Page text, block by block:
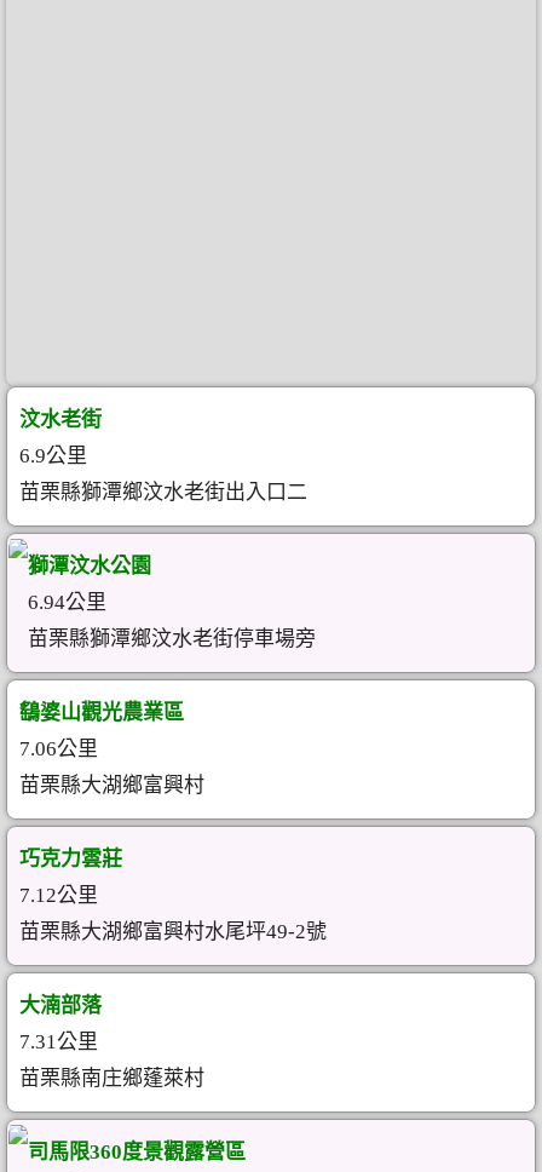
汶水老街
6.9公里
苗栗縣獅潭鄉汶水老街出入口二
獅潭汶水公園
6.94公里
苗栗縣獅潭鄉汶水老街停車場旁
鷂婆山觀光農業區
7.06公里
苗栗縣大湖鄉富興村
巧克力雲莊
7.12公里
苗栗縣大湖鄉富興村水尾坪49-2號
大湳部落
7.31公里
苗栗縣南庄鄉蓬萊村
司馬限360度景觀露營區